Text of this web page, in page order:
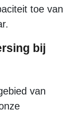
toe van
bij
van